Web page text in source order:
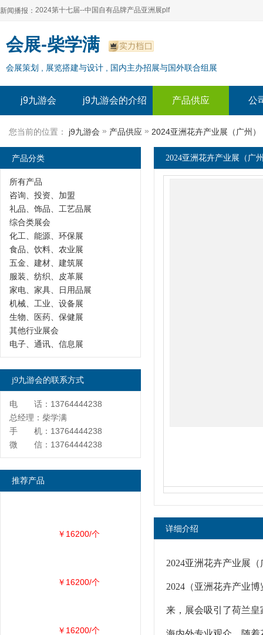
新闻播报：
2024上海自有品牌展--百货展|食品展 零售展|oem展
2024全球自有--品牌产品亚洲展（plf）
2024上海自有品牌展--2024上海oem 贴牌代加工展
2024第十七届--中国自有品牌产品亚洲展plf
2024全球自有--品牌产品亚洲展（plf）
2024年上海--第17届自有品牌展
会展-柴学满
会展策划 , 展览搭建与设计 , 国内主办招展与国外联合组展
j9九游会 j9九游会的介绍 产品供应 公
您当前的位置： j9九游会 » 产品供应 » 2024亚洲花卉产业展（广州）
2024亚洲花卉产业展（广
详细介绍
2024亚洲花卉产业展（
2024（亚洲花卉产业
来，展会吸引了荷兰
产品分类
所有产品
咨询、投资、加盟
礼品、饰品、工艺品展
综合类展会
化工、能源、环保展
食品、饮料、农业展
五金、建材、建筑展
服装、纺织、皮革展
家电、家具、日用品展
机械、工业、设备展
生物、医药、保健展
其他行业展会
电子、通讯、信息展
j9九游会的联系方式
电 话：13764444238
总经理：柴学满
手 机：13764444238
微 信：13764444238
推荐产品
￥16200/个
￥16200/个
￥16200/个